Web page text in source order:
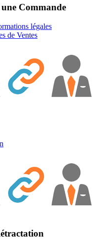
Commande
légales
de Ventes